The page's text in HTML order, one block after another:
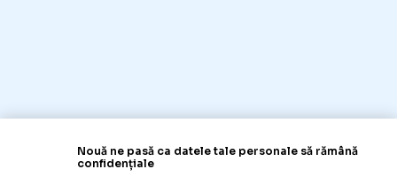
Nouă ne pasă ca datele tale personale să rămână
confidențiale